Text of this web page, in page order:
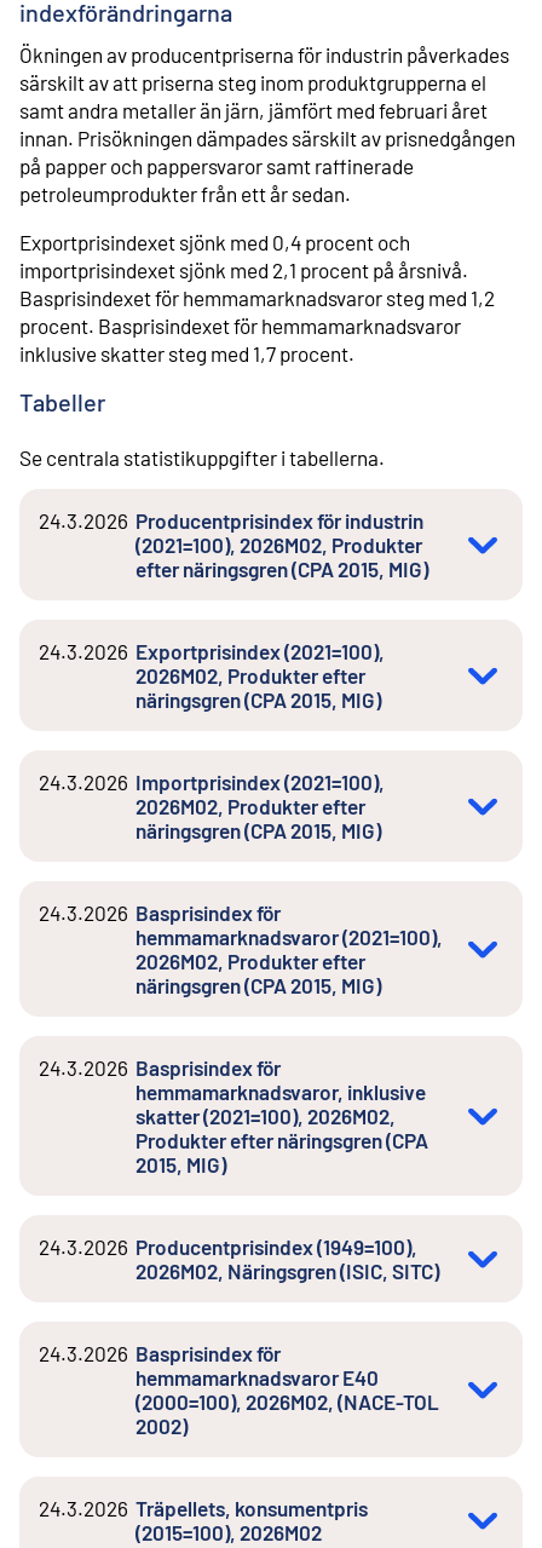
indexförändringarna
Ökningen av producentpriserna för industrin påverkades
särskilt av att priserna steg inom produktgrupperna el
samt andra metaller än järn, jämfört med februari året
innan. Prisökningen dämpades särskilt av prisnedgången
på papper och pappersvaror samt raffinerade
petroleumprodukter från ett år sedan.
Exportprisindexet sjönk med 0,4 procent och
importprisindexet sjönk med 2,1 procent på årsnivå.
Basprisindexet för hemmamarknadsvaror steg med 1,2
procent. Basprisindexet för hemmamarknadsvaror
inklusive skatter steg med 1,7 procent.
Tabeller
Se centrala statistikuppgifter i tabellerna.
24.3.2026 Producentprisindex för industrin
(2021=100), 2026M02, Produkter
efter näringsgren (CPA 2015, MIG)
24.3.2026 Exportprisindex (2021=100),
2026M02, Produkter efter
näringsgren (CPA 2015, MIG)
24.3.2026 Importprisindex (2021=100),
2026M02, Produkter efter
näringsgren (CPA 2015, MIG)
24.3.2026 Basprisindex för
hemmamarknadsvaror (2021=100),
2026M02, Produkter efter
näringsgren (CPA 2015, MIG)
24.3.2026 Basprisindex för
hemmamarknadsvaror, inklusive
skatter (2021=100), 2026M02,
Produkter efter näringsgren (CPA
2015, MIG)
24.3.2026 Producentprisindex (1949=100),
2026M02, Näringsgren (ISIC, SITC)
24.3.2026 Basprisindex för
hemmamarknadsvaror E40
(2000=100), 2026M02, (NACE-TOL
2002)
24.3.2026 Träpellets, konsumentpris
(2015=100), 2026M02